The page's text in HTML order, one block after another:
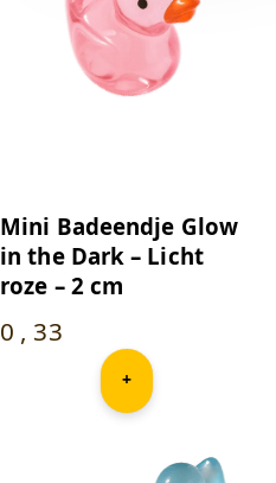
Mini Badeendje Glow
in the Dark – Licht
roze – 2 cm
0 , 33
+